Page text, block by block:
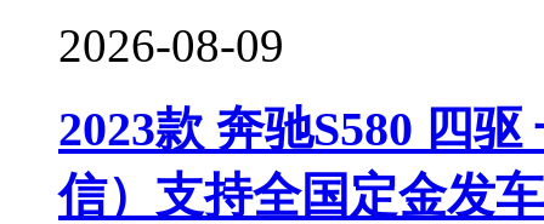
2026-08-09
2023款 奔驰S580 四
信）支持全国定金发